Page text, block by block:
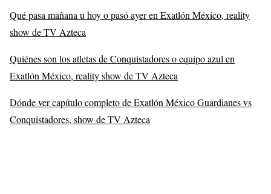
Qué pasa mañana u hoy o pasó ayer en Exatlón México, reality
show de TV Azteca
Quiénes son los atletas de Conquistadores o equipo azul en
Exatlón México, reality show de TV Azteca
Dónde ver capítulo completo de Exatlón México Guardianes vs
Conquistadores, show de TV Azteca